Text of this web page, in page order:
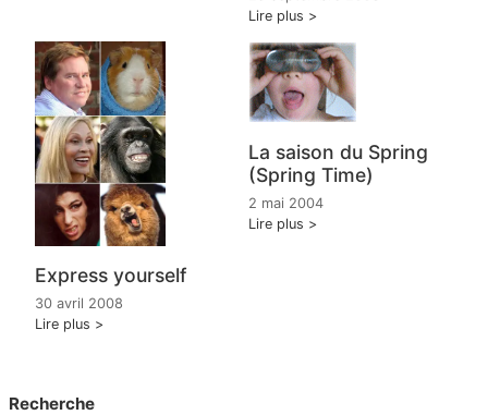
Lire plus
Express yourself
30 avril 2008
Lire plus
La saison du Spring
(Spring Time)
2 mai 2004
Lire plus
Recherche